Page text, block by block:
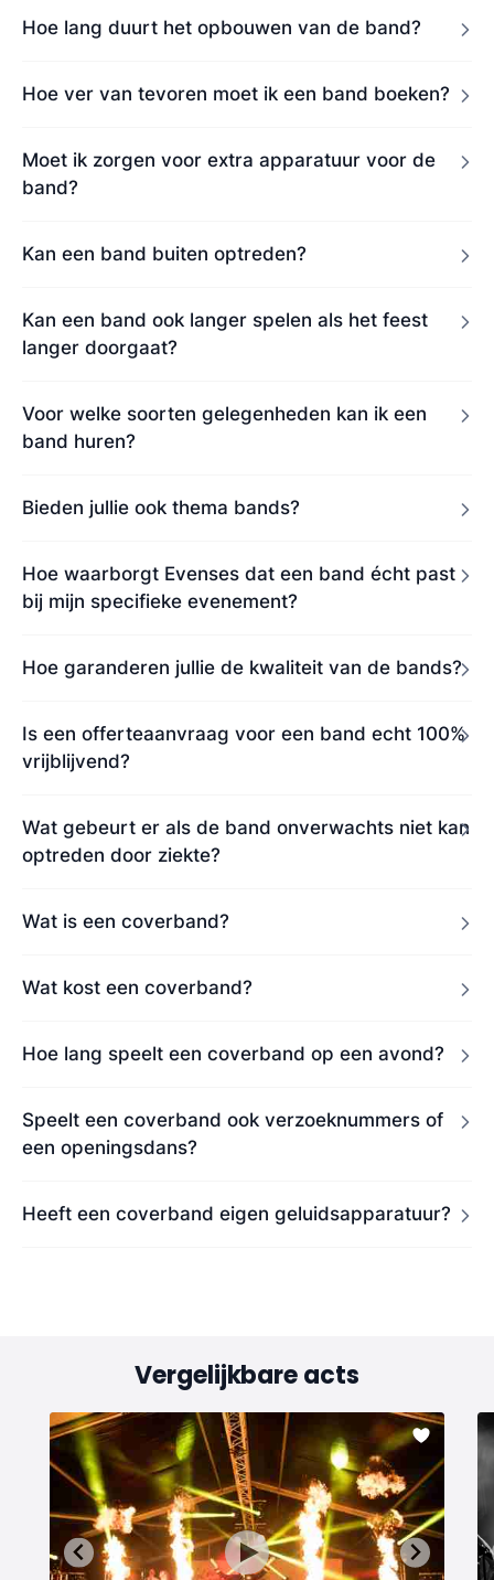
Hoe lang duurt het opbouwen van de band?
Hoe ver van tevoren moet ik een band boeken?
Moet ik zorgen voor extra apparatuur voor de
band?
Kan een band buiten optreden?
Kan een band ook langer spelen als het feest
langer doorgaat?
Voor welke soorten gelegenheden kan ik een
band huren?
Bieden jullie ook thema bands?
Hoe waarborgt Evenses dat een band écht past
bij mijn specifieke evenement?
Hoe garanderen jullie de kwaliteit van de bands?
Is een offerteaanvraag voor een band echt 100%
vrijblijvend?
Wat gebeurt er als de band onverwachts niet kan
optreden door ziekte?
Wat is een coverband?
Wat kost een coverband?
Hoe lang speelt een coverband op een avond?
Speelt een coverband ook verzoeknummers of
een openingsdans?
Heeft een coverband eigen geluidsapparatuur?
Vergelijkbare acts